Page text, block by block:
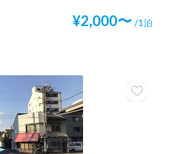
¥2,000〜 /1泊